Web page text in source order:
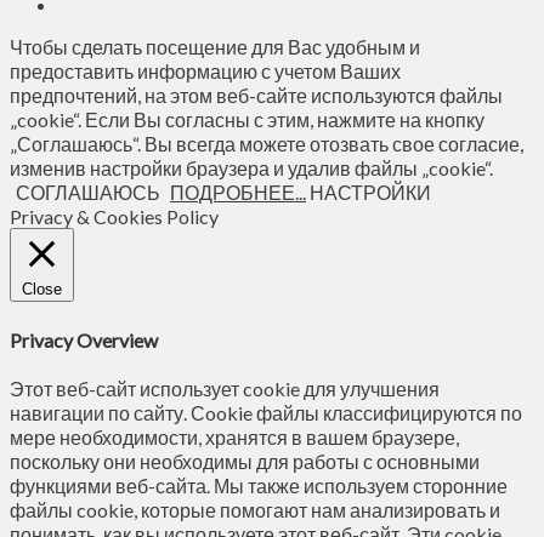
Чтобы сделать посещение для Вас удобным и
предоставить информацию с учетом Ваших
предпочтений, на этом веб-сайте используются файлы
„cookie“. Если Вы согласны с этим, нажмите на кнопку
„Соглашаюсь“. Вы всегда можете отозвать свое согласие,
изменив настройки браузера и удалив файлы „cookie“.
СОГЛАШАЮСЬ ПОДРОБНЕЕ... НАСТРОЙКИ
Privacy & Cookies Policy
Close
Privacy Overview
Этот веб-сайт использует cookie для улучшения
навигации по сайту. Сookie файлы классифицируются по
мере необходимости, хранятся в вашем браузере,
поскольку они необходимы для работы с основными
функциями веб-сайта. Мы также используем сторонние
файлы cookie, которые помогают нам анализировать и